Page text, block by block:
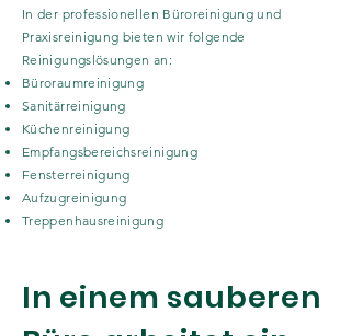
In der professionellen Büroreinigung und
Praxisreinigung bieten wir folgende
Reinigungslösungen an:
Büroraumreinigung
Sanitärreinigung
Küchenreinigung
Empfangsbereichsreinigung
Fensterreinigung
Aufzugreinigung
Treppenhausreinigung
In einem sauberen